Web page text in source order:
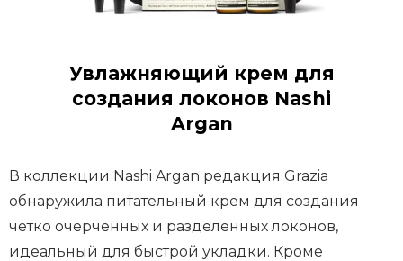
Увлажняющий крем для
создания локонов Nashi
Argan
В коллекции Nashi Argan редакция Grazia
обнаружила питательный крем для создания
четко очерченных и разделенных локонов,
идеальный для быстрой укладки. Кроме